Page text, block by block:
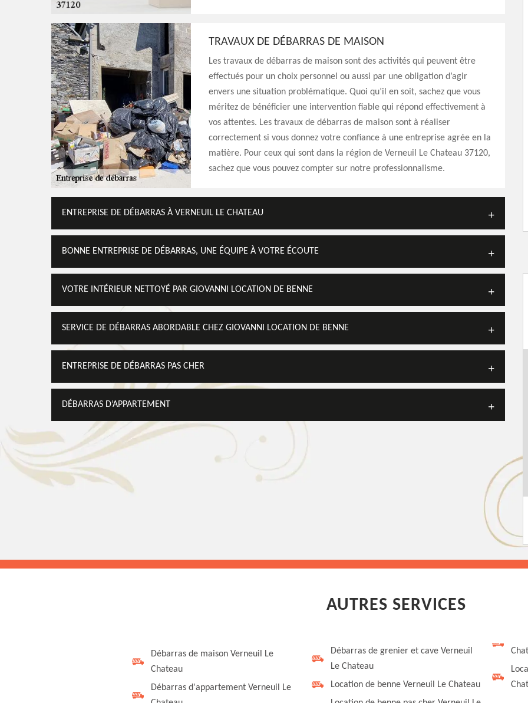
TRAVAUX DE DÉBARRAS DE MAISON
Les travaux de débarras de maison sont des activités qui peuvent être
effectués pour un choix personnel ou aussi par une obligation d’agir
envers une situation problématique. Quoi qu’il en soit, sachez que vous
méritez de bénéficier une intervention fiable qui répond effectivement à
vos attentes. Les travaux de débarras de maison sont à réaliser
correctement si vous donnez votre confiance à une entreprise agrée en la
matière. Pour ceux qui sont dans la région de Verneuil Le Chateau 37120,
sachez que vous pouvez compter sur notre professionnalisme.
ENTREPRISE DE DÉBARRAS À VERNEUIL LE CHATEAU
BONNE ENTREPRISE DE DÉBARRAS, UNE ÉQUIPE À VOTRE ÉCOUTE
VOTRE INTÉRIEUR NETTOYÉ PAR GIOVANNI LOCATION DE BENNE
SERVICE DE DÉBARRAS ABORDABLE CHEZ GIOVANNI LOCATION DE BENNE
ENTREPRISE DE DÉBARRAS PAS CHER
DÉBARRAS D’APPARTEMENT
AUTRES SERVICES
Débarras de maison Verneuil Le
Chateau
Débarras d'appartement Verneuil Le
Débarras de grenier et cave Verneuil
Le Chateau
Location de benne Verneuil Le Chateau